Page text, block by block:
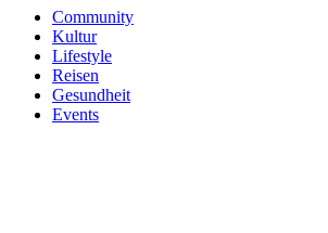
Community
Kultur
Lifestyle
Reisen
Gesundheit
Events